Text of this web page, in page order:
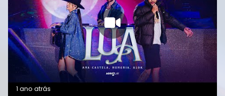
1 ano atrás